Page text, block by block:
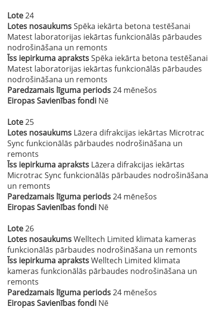
Lote24
Lotes nosaukumsSpēka iekārta betona testēšanai
Matest laboratorijas iekārtas funkcionālās pārbaudes
nodrošināšana un remonts
Īss iepirkuma aprakstsSpēka iekārta betona testēšanai
Matest laboratorijas iekārtas funkcionālās pārbaudes
nodrošināšana un remonts
Paredzamais līguma periods24 mēnešos
Eiropas Savienības fondi Nē
Lote25
Lotes nosaukums Lāzera difrakcijas iekārtas Microtrac
Sync funkcionālās pārbaudes nodrošināšana un
remonts
Īss iepirkuma apraksts Lāzera difrakcijas iekārtas
Microtrac Sync funkcionālās pārbaudes nodrošināšana
un remonts
Paredzamais līguma periods24 mēnešos
Eiropas Savienības fondi Nē
Lote26
Lotes nosaukumsWelltech Limited klimata kameras
funkcionālās pārbaudes nodrošināšana un remonts
Īss iepirkuma aprakstsWelltech Limited klimata
kameras funkcionālās pārbaudes nodrošināšana un
remonts
Paredzamais līguma periods24 mēnešos
Eiropas Savienības fondi Nē